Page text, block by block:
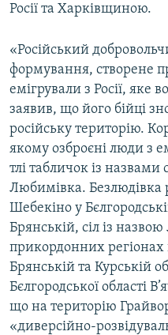
Росії та Харківщиною.
«Російський
формування, створене
емігрували з Росії, яке
заявив, що його бійці
російську територію.
якому озброєні люди з
тлі табличок із назвами
Любимівка. Безлюдівка
Шебекіно у
Брянській, сіл із
прикордонних регіонах
Брянській та Курській
Бєлгородської області
що на територію
«диверсійно-